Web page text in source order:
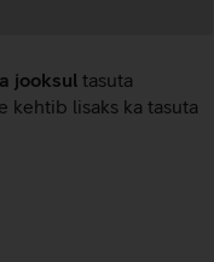
jooksul tasuta
kehtib lisaks ka tasuta